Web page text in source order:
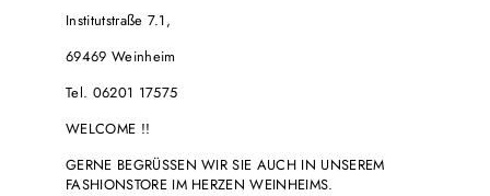
Institutstraße 7.1,
69469 Weinheim
Tel. 06201 17575
WELCOME !!
GERNE BEGRÜSSEN WIR SIE AUCH IN UNSEREM
FASHIONSTORE IM HERZEN WEINHEIMS.